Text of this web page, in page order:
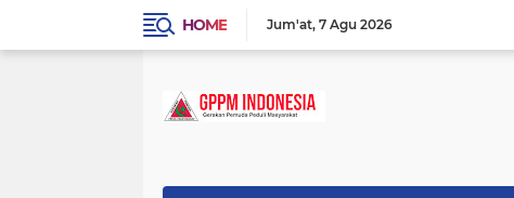
HOME Jum'at 7 Agu 2026